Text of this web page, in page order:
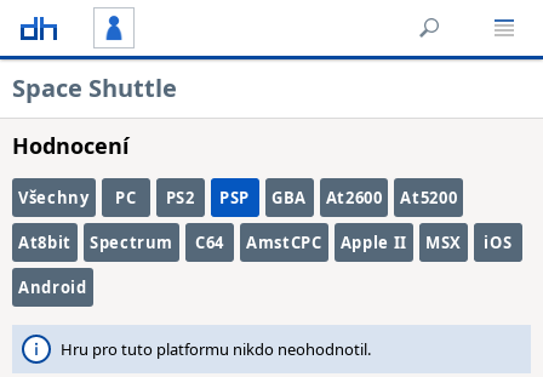
Space Shuttle
Hodnocení
Všechny PC PS2 PSP GBA At2600 At5200
At8bit Spectrum C64 AmstCPC Apple II MSX iOS
Android
Hru pro tuto platformu nikdo neohodnotil.